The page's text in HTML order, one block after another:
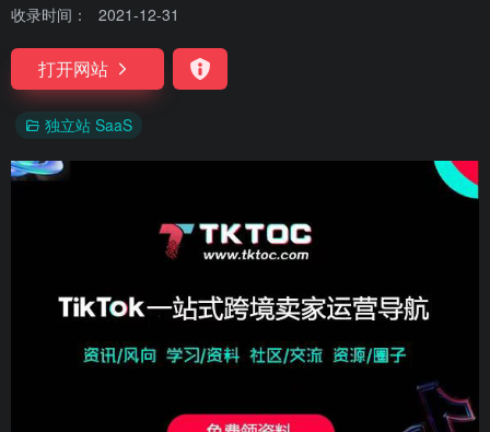
收录时间： 2021-12-31
打开网站
独立站 SaaS